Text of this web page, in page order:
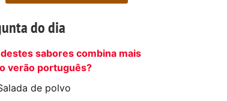
do dia
sabores combina mais
verão português?
de polvo